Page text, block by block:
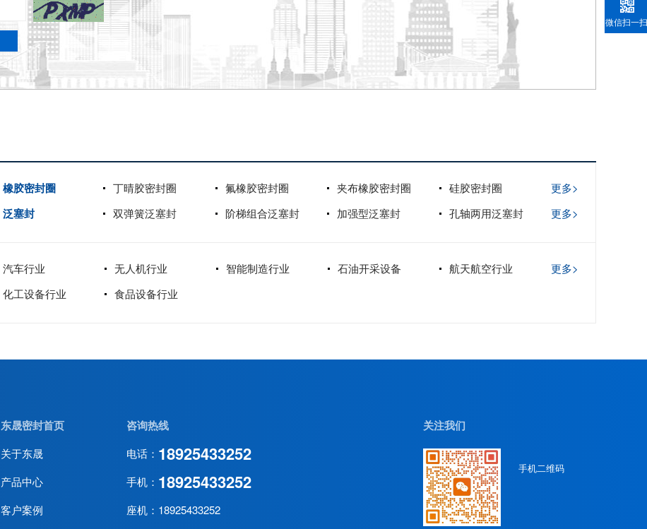
橡胶密封圈 丁晴胶密封圈 氟橡胶密封圈 夹布橡胶密封圈 硅胶密封圈 更多>
泛塞封 双弹簧泛塞封 阶梯组合泛塞封 加强型泛塞封 孔轴两用泛塞封 更多>
汽车行业 无人机行业 智能制造行业 石油开采设备
航天航空行业
化工设备行业
食品设备行业
更多>
东晟密封首页
关于东晟
产品中心
客户案例
咨询热线
电话： 18925433252
手机： 18925433252
座机：18925433252
关注我们
手机二维码
微信扫一扫